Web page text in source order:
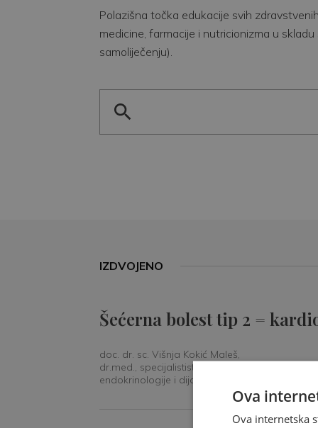
Polazišna točka edukacije svih
medicine, farmacije i nutricionizma u
samoliječenju).
IZDVOJENO
Šećerna bolest tip 2 =
doc. dr. sc. Višnja Kokić Maleš,
dr.med., specijalististica
endokrinologije i dijabetologije
Ova
Ova internetska